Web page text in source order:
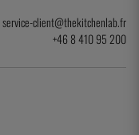
service-client@thekitchenlab.fr
+46 8 410 95 200